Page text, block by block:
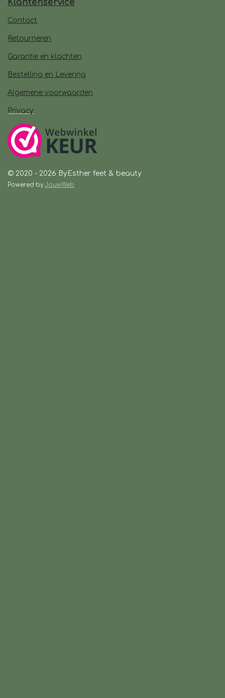
Klantenservice
Contact
Retourneren
Garantie en klachten
Bestelling en Levering
Algemene voorwaarden
Privacy
© 2020 - 2026 ByEsther feet & beauty
Powered byJouwWeb